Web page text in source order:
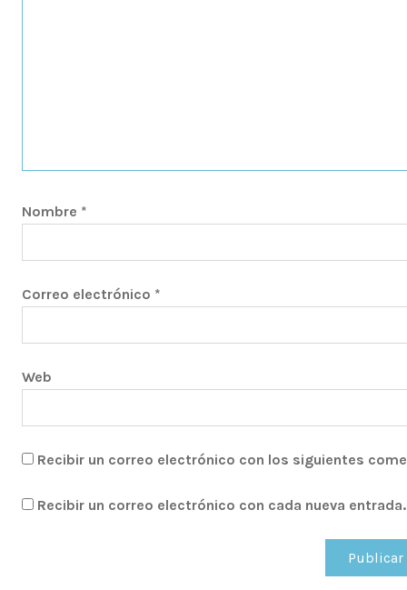
Nombre *
Correo electrónico *
Web
Recibir un correo electrónico con los siguientes
Recibir un correo electrónico con cada nueva entrada.